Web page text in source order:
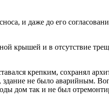
и даже до его
крышей и в отсутствие
крепким, сохранял
не было аварийным.
дом так и не был